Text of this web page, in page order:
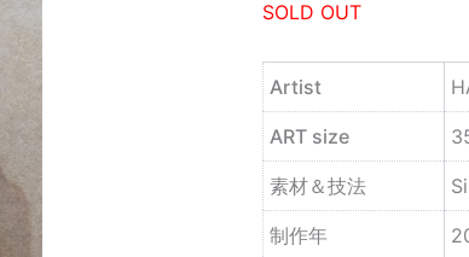
SOLD OUT
Artist
ART size
素材＆技法
制作年